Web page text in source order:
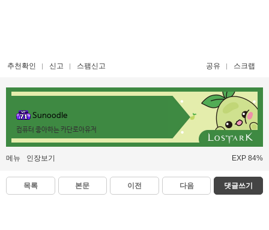
추천확인 신고 스팸신고 공유 스크랩
Sunoodle
컴퓨터 좋아하는 카단로아유저
메뉴 인장보기 EXP 84%
목록 본문 이전 다음 댓글쓰기